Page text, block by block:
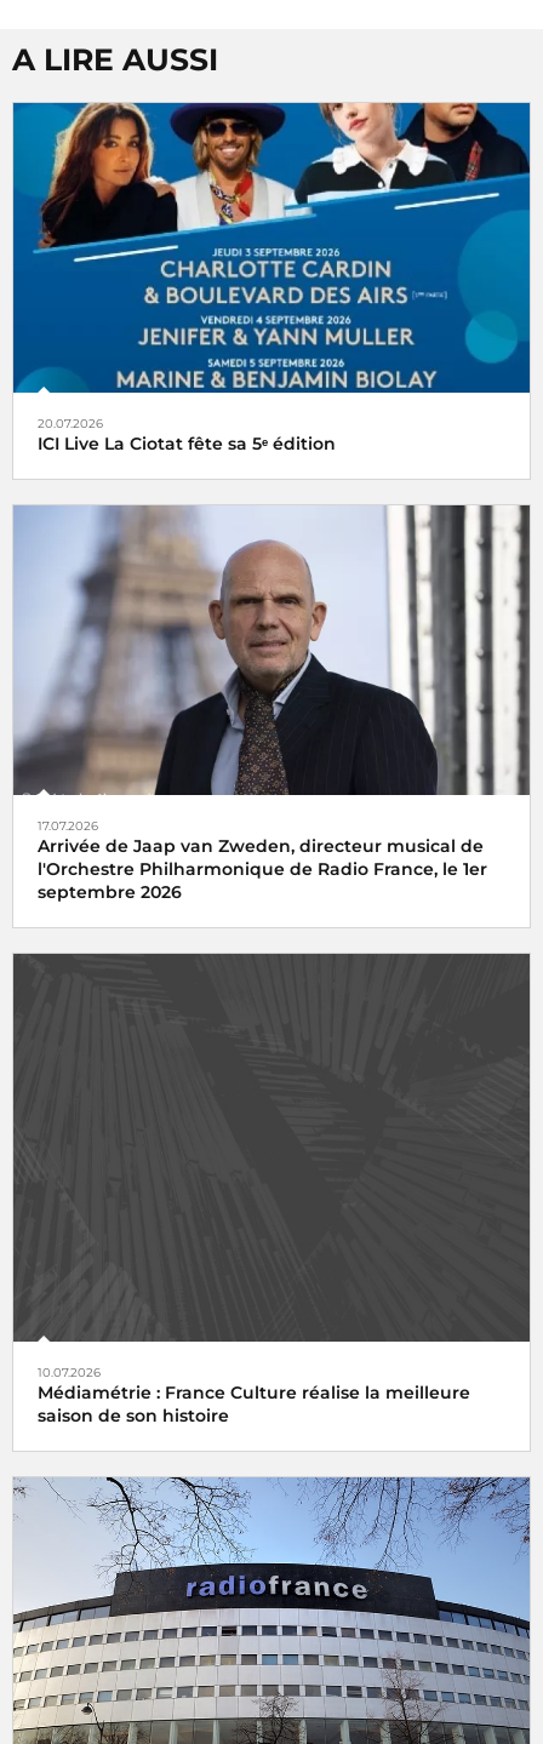
A LIRE AUSSI
20.07.2026
ICI Live La Ciotat fête sa 5ᵉ édition
17.07.2026
Arrivée de Jaap van Zweden, directeur musical de
l'Orchestre Philharmonique de Radio France, le 1er
septembre 2026
10.07.2026
Médiamétrie : France Culture réalise la meilleure
saison de son histoire